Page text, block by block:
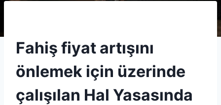
Fahiş fiyat artışını
önlemek için üzerinde
çalışılan Hal Yasasında